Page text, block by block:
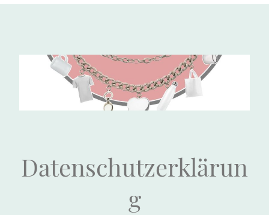
Datenschutzerklärun
g